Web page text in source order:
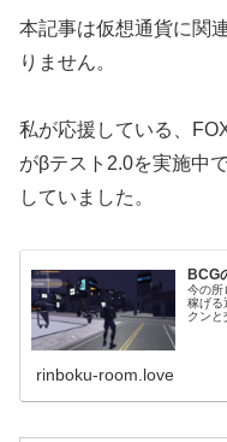
本記事は仮想通貨に関
りません。
私が応援している、
がβテスト2.0を実施中
していました。
BCG
今の所
稼げる
クンと
rinboku-room.love